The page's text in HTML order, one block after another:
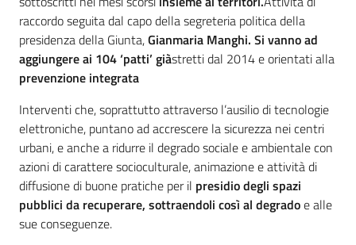
raccordo seguita dal capo della segreteria politica della
presidenza della Giunta,Gianmaria Manghi. Si vanno ad
aggiungere ai 104 ‘patti’giàstretti dal 2014 e orientati alla
prevenzione integrata
Interventi che, soprattutto attraverso l’ausilio di tecnologie
elettroniche, puntano ad accrescere la sicurezza nei centri
urbani, e anche a ridurre il degrado sociale e ambientale con
azioni di carattere socioculturale, animazione e attività di
diffusione di buone pratiche per il presidio degli spazi
pubblici da recuperare, sottraendoli così al degradoe alle
sue conseguenze.